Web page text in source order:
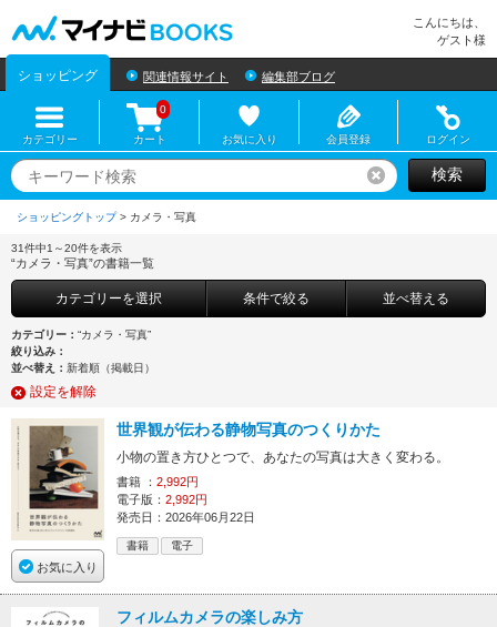
こんにちは、
ゲスト様
ショッピング 関連情報サイト 編集部ブログ
カテゴリー カート
0
お気に入り 会員登録 ログイン
リセット検索
ショッピングトップ>
31件中1～20件を表示
“カメラ・写真”の書籍一覧
カテゴリーを選択 条件で絞る 並べ替える
カテゴリー： “カメラ・写真”
絞り込み：
並べ替え： 新着順（掲載日）
設定を解除
お気に入り
世界観が伝わる静物写真のつくりかた
小物の置き方ひとつで、あなたの写真は大きく変わる。
書籍 ： 2,992円
電子版： 2,992円
発売日：2026年06月22日
書籍 電子
フィルムカメラの楽しみ方